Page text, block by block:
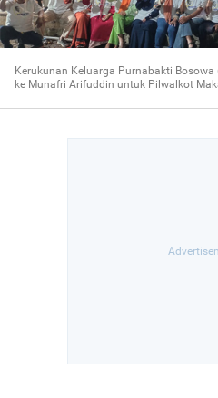
Kerukunan Keluarga Purnabakti
ke Munafri Arifuddin untuk Pilwalkot